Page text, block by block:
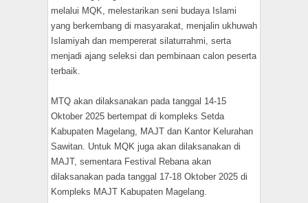
melalui MQK, melestarikan seni budaya Islami
yang berkembang di masyarakat, menjalin ukhuwah
Islamiyah dan mempererat silaturrahmi, serta
menjadi ajang seleksi dan pembinaan calon peserta
terbaik.
MTQ akan dilaksanakan pada tanggal 14-15
Oktober 2025 bertempat di kompleks Setda
Kabupaten Magelang, MAJT dan Kantor Kelurahan
Sawitan. Untuk MQK juga akan dilaksanakan di
MAJT, sementara Festival Rebana akan
dilaksanakan pada tanggal 17-18 Oktober 2025 di
Kompleks MAJT Kabupaten Magelang.